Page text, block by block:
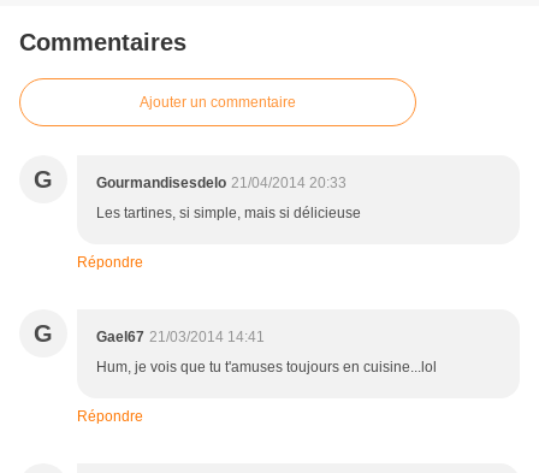
Commentaires
Ajouter un commentaire
G Gourmandisesdelo 21/04/2014 20:33
Les tartines, si simple, mais si délicieuse
Répondre
G Gael67 21/03/2014 14:41
Hum, je vois que tu t'amuses toujours en cuisine...lol
Répondre